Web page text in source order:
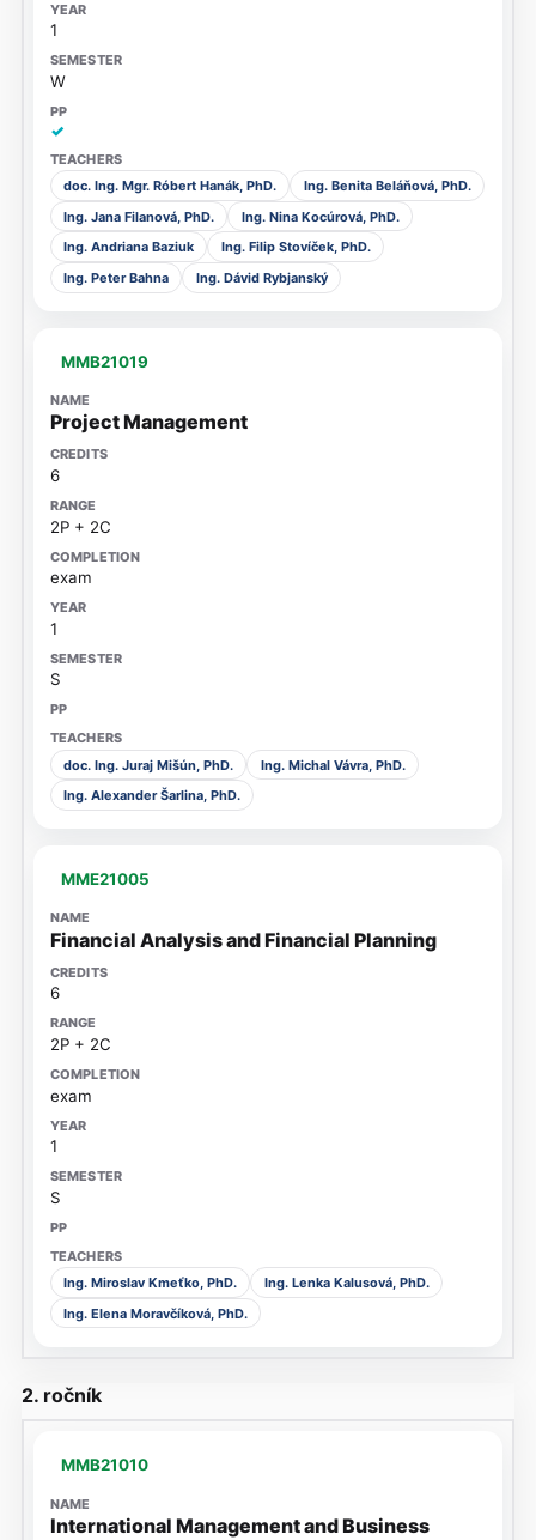
1
W
✓
doc. Ing. Mgr. Róbert Hanák, PhD.
Ing. Benita Beláňová, PhD.
Ing. Jana Filanová, PhD.
Ing. Nina Kocúrová, PhD.
Ing. Andriana Baziuk
Ing. Filip Stovíček, PhD.
Ing. Peter Bahna
Ing. Dávid Rybjanský
MMB21019
Project Management
6
2P + 2C
exam
1
S
doc. Ing. Juraj Mišún, PhD.
Ing. Michal Vávra, PhD.
Ing. Alexander Šarlina, PhD.
MME21005
Financial Analysis and Financial Planning
6
2P + 2C
exam
1
S
Ing. Miroslav Kmeťko, PhD.
Ing. Lenka Kalusová, PhD.
Ing. Elena Moravčíková, PhD.
2. ročník
MMB21010
International Management and Business